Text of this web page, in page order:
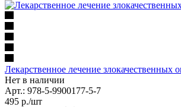
Лекарственное лечение злокачественных
Нет в наличии
Арт.: 978-5-9900177-5-7
495 р./шт